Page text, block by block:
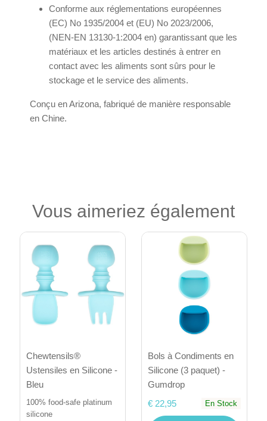
Conforme aux réglementations européennes
(EC) No 1935/2004 et (EU) No 2023/2006,
(NEN-EN 13130-1:2004 en) garantissant que les
matériaux et les articles destinés à entrer en
contact avec les aliments sont sûrs pour le
stockage et le service des aliments.
Conçu en Arizona, fabriqué de manière responsable
en Chine.
Vous aimeriez également
Chewtensils®
Ustensiles en Silicone -
Bleu
100% food-safe platinum
silicone
Bols à Condiments en
Silicone (3 paquet) -
Gumdrop
€ 22,95
En Stock